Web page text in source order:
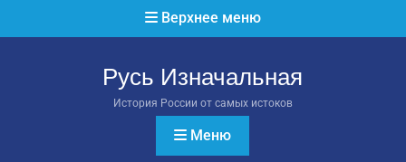
Верхнее меню
Русь Изначальная
История России от самых истоков
Меню